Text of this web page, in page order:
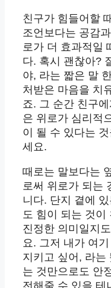
친구가 힘들어할
조언보다는 공감
로가 더 효과적일
다. 혹시 괜찮아?
야, 라는 짧은 말
처받은 마음을 치
죠. 그 순간 친구
은 위로가 심리적
이 될 수 있다는
세요.
때로는 말보다는
로써 위로가 되는
니다. 단지 곁에
도 힘이 되는 것이
진정한 의미일지
요. 그저 내가 여
지키고 싶어, 라는
는 것만으로도 안
전해줄 수 있을 테